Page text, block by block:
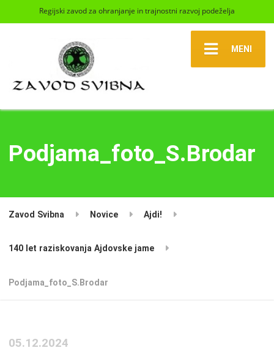
Regijski zavod za ohranjanje in trajnostni razvoj podeželja
MENI
Podjama_foto_S.Brodar
Zavod Svibna Novice Ajdi!
140 let raziskovanja Ajdovske jame
Podjama_foto_S.Brodar
05.12.2024